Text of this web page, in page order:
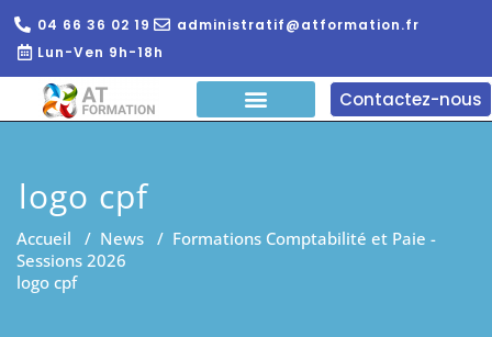
04 66 36 02 19
administratif@atformation.fr
Lun-Ven 9h-18h
Contactez-nous
logo cpf
Accueil / News / Formations Comptabilité et Paie -
Sessions 2026
logo cpf